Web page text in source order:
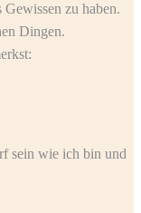
zu haben.
Dingen.
sein wie ich bin und